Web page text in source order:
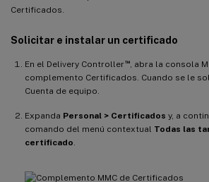
Certificados.
Solicitar e instalar un certificado
En el Delivery Controller™, abra la consola
complemento Certificados. Cuando se le
Cuenta de equipo.
Expanda Personal > Certificados y, a
comando del menú contextual Todas las
certificado